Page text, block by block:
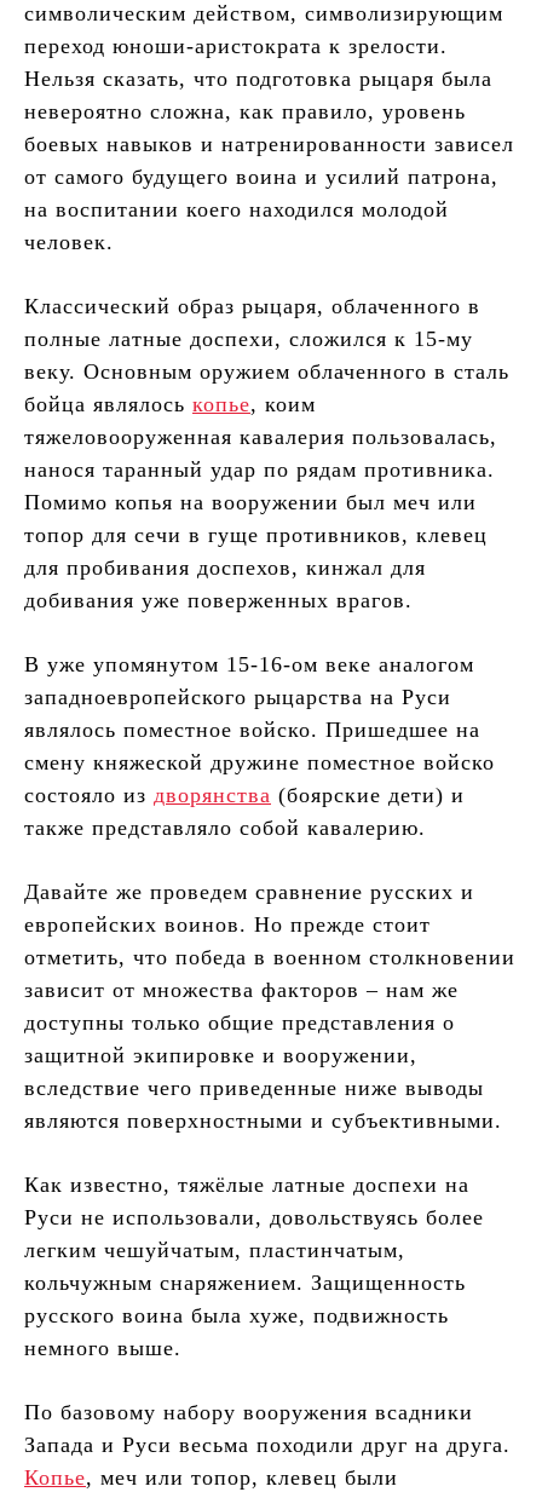
символическим действом, символизирующим
переход юноши-аристократа к зрелости.
Нельзя сказать, что подготовка рыцаря была
невероятно сложна, как правило, уровень
боевых навыков и натренированности зависел
от самого будущего воина и усилий патрона,
на воспитании коего находился молодой
человек.
Классический образ рыцаря, облаченного в
полные латные доспехи, сложился к 15-му
веку. Основным оружием облаченного в сталь
бойца являлось копье, коим
тяжеловооруженная кавалерия пользовалась,
нанося таранный удар по рядам противника.
Помимо копья на вооружении был меч или
топор для сечи в гуще противников, клевец
для пробивания доспехов, кинжал для
добивания уже поверженных врагов.
В уже упомянутом 15-16-ом веке аналогом
западноевропейского рыцарства на Руси
являлось поместное войско. Пришедшее на
смену княжеской дружине поместное войско
состояло из дворянства (боярские дети) и
также представляло собой кавалерию.
Давайте же проведем сравнение русских и
европейских воинов. Но прежде стоит
отметить, что победа в военном столкновении
зависит от множества факторов – нам же
доступны только общие представления о
защитной экипировке и вооружении,
вследствие чего приведенные ниже выводы
являются поверхностными и субъективными.
Как известно, тяжёлые латные доспехи на
Руси не использовали, довольствуясь более
легким чешуйчатым, пластинчатым,
кольчужным снаряжением. Защищенность
русского воина была хуже, подвижность
немного выше.
По базовому набору вооружения всадники
Запада и Руси весьма походили друг на друга.
Копье, меч или топор, клевец были